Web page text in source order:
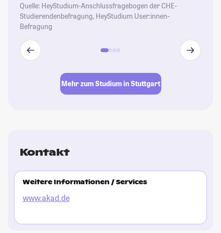
Quelle: HeyStudium-Anschlussfragebogen der CHE-
Studierendenbefragung, HeyStudium User:innen-
Befragung
Mehr zum Studium in Stuttgart
Kontakt
Weitere Informationen / Services
www.akad.de